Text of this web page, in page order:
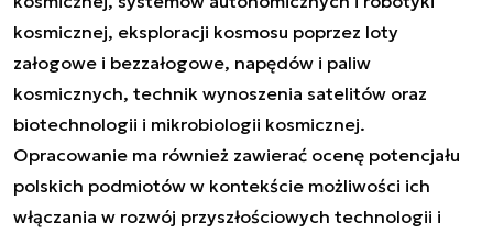
kosmicznej, eksploracji kosmosu poprzez loty
załogowe i bezzałogowe, napędów i paliw
kosmicznych, technik wynoszenia satelitów oraz
biotechnologii i mikrobiologii kosmicznej.
Opracowanie ma również zawierać ocenę potencjału
polskich podmiotów w kontekście możliwości ich
włączania w rozwój przyszłościowych technologii i